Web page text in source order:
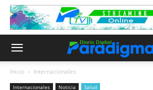
Inicio Internacionales
Internacionales Noticia Salud